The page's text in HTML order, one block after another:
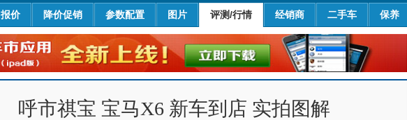
报价 降价促销 参数配置 图片 评测/行情 经销商 二手车 保养
呼市祺宝 宝马X6 新车到店 实拍图解